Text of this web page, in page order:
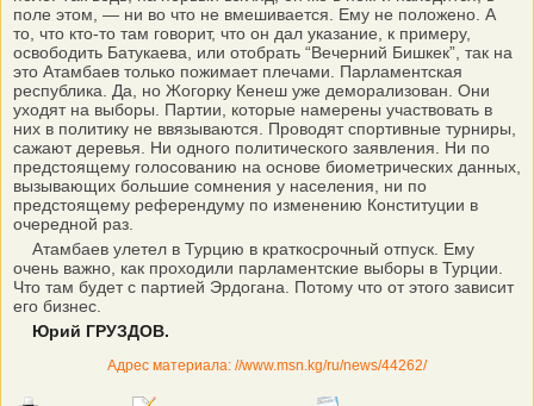
поле этом, — ни во что не вмешивается. Ему не положено. А
то, что кто-то там говорит, что он дал указание, к примеру,
освободить Батукаева, или отобрать “Вечерний Бишкек”, так на
это Атамбаев только пожимает плечами. Парламентская
республика. Да, но Жогорку Кенеш уже деморализован. Они
уходят на выборы. Партии, которые намерены участвовать в
них в политику не ввязываются. Проводят спортивные турниры,
сажают деревья. Ни одного политического заявления. Ни по
предстоящему голосованию на основе биометрических данных,
вызывающих большие сомнения у населения, ни по
предстоящему референдуму по изменению Конституции в
очередной раз.
Атамбаев улетел в Турцию в краткосрочный отпуск. Ему
очень важно, как проходили парламентские выборы в Турции.
Что там будет с партией Эрдогана. Потому что от этого зависит
его бизнес.
Юрий ГРУЗДОВ.
Адрес материала: //www.msn.kg/ru/news/44262/